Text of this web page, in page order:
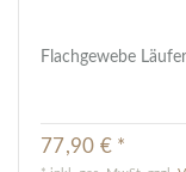
Flachgewebe
77,90 € *